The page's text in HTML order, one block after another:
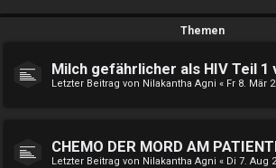
Themen
Milch gefährlicher als HIV Teil 1
Letzter Beitrag von Nilakantha Agni « Fr 8. Mär
CHEMO DER MORD AM
Letzter Beitrag von Nilakantha Agni « Di 7. Aug